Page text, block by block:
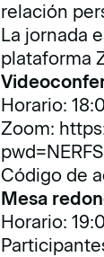
relación
La jornada
plataforma
Horario:
Zoom:
Código de
Mesa
Horario: